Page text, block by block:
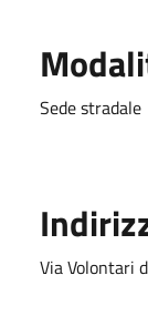
Sede stradale
Via Volontari